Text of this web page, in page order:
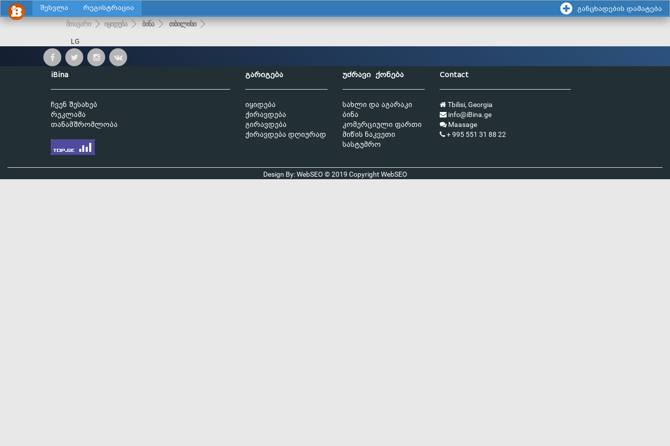
შესვლა რეგისტრაცია განცხადების დამატება
მთავარი იყიდება ბინა თბილისი
LG
iBina
ჩვენ შესახებ
რეკლამა
თანამშრომლობა
გარიგება
იყიდება
ქირავდება
გირავდება
ქირავდება დღიურად
უძრავი ქონება
სახლი და აგარაკი
ბინა
კომერციული ფართი
მიწის ნაკვეთი
სასტუმრო
Contact
Tbilisi, Georgia
info@iBina.ge
Maasage
+ 995 551 31 88 22
Design By: WebSEO © 2019 Copyright WebSEO